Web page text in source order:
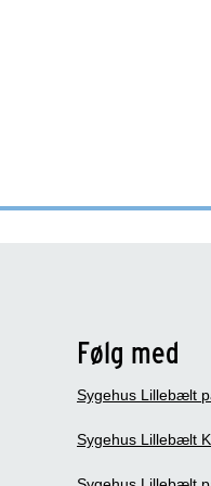
Følg med
Sygehus Lillebælt
Sygehus Lillebælt